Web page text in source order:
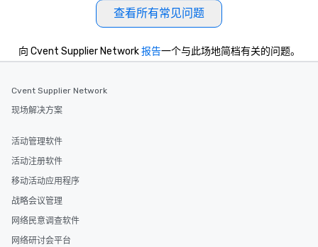
查看所有常见问题
向 Cvent Supplier Network报告一个与此场地简档有关的问题。
Cvent Supplier Network
现场解决方案
活动管理软件
活动注册软件
移动活动应用程序
战略会议管理
网络民意调查软件
网络研讨会平台